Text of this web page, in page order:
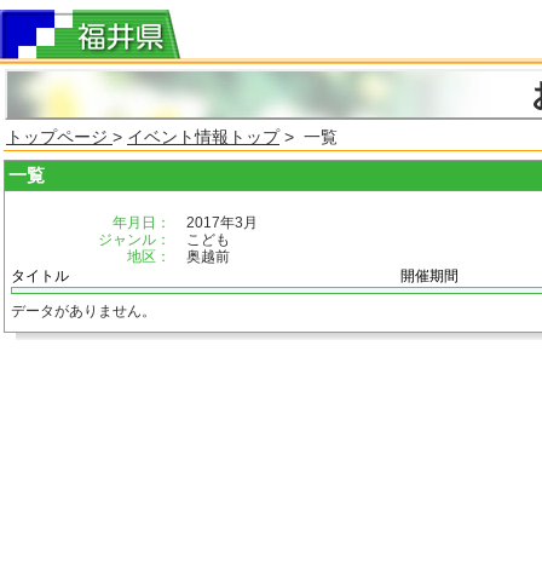
トップページ > イベント情報トップ> 一覧
一覧
年月日：
2017年3月
ジャンル：
こども
地区：
奥越前
タイトル
開催期間
データがありません。